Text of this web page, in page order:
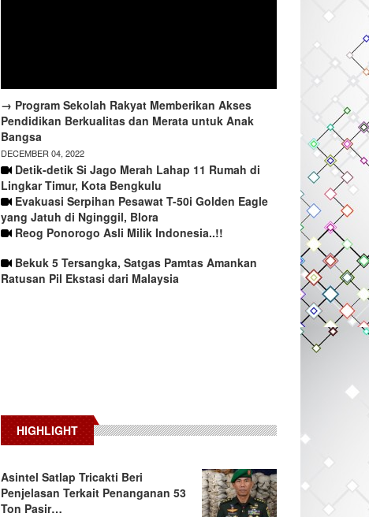
→ Program Sekolah Rakyat Memberikan Akses
Pendidikan Berkualitas dan Merata untuk Anak
Bangsa
DECEMBER 04, 2022
Detik-detik Si Jago Merah Lahap 11 Rumah di
Lingkar Timur, Kota Bengkulu
Evakuasi Serpihan Pesawat T-50i Golden Eagle
yang Jatuh di Nginggil, Blora
Reog Ponorogo Asli Milik Indonesia..!!
Bekuk 5 Tersangka, Satgas Pamtas Amankan
Ratusan Pil Ekstasi dari Malaysia
HIGHLIGHT
Asintel Satlap Tricakti Beri
Penjelasan Terkait Penanganan 53
Ton Pasir…